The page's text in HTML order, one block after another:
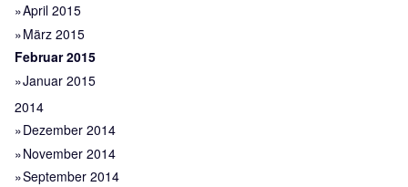
April 2015
März 2015
Februar 2015
Januar 2015
2014
Dezember 2014
November 2014
September 2014